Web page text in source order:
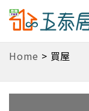
Home > 買屋